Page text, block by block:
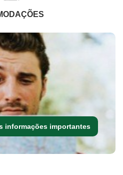
informações importantes